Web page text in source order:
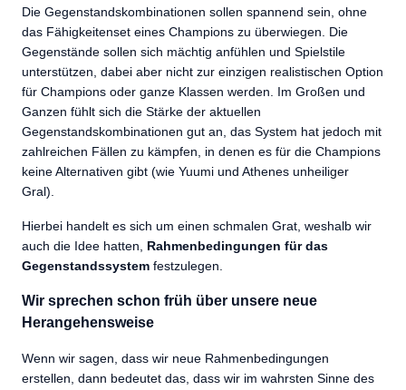
Die Gegenstandskombinationen sollen spannend sein, ohne
das Fähigkeitenset eines Champions zu überwiegen. Die
Gegenstände sollen sich mächtig anfühlen und Spielstile
unterstützen, dabei aber nicht zur einzigen realistischen Option
für Champions oder ganze Klassen werden. Im Großen und
Ganzen fühlt sich die Stärke der aktuellen
Gegenstandskombinationen gut an, das System hat jedoch mit
zahlreichen Fällen zu kämpfen, in denen es für die Champions
keine Alternativen gibt (wie Yuumi und Athenes unheiliger
Gral).
Hierbei handelt es sich um einen schmalen Grat, weshalb wir
auch die Idee hatten, Rahmenbedingungen für das
Gegenstandssystem festzulegen.
Wir sprechen schon früh über unsere neue
Herangehensweise
Wenn wir sagen, dass wir neue Rahmenbedingungen
erstellen, dann bedeutet das, dass wir im wahrsten Sinne des